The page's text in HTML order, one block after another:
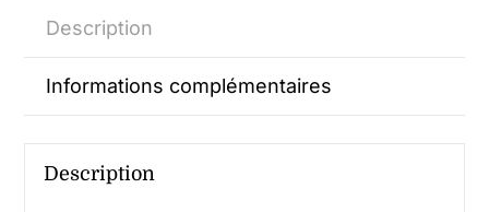
Description
Informations complémentaires
Description